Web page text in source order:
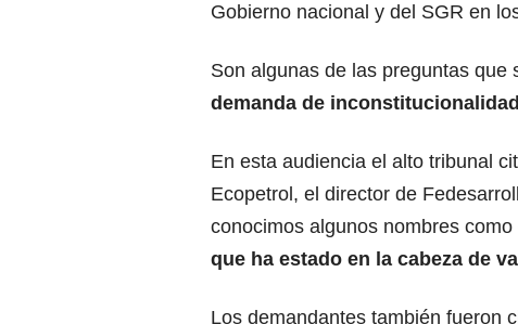
Gobierno nacional y del SGR en
Son algunas de las preguntas que
demanda de
En esta audiencia el alto tribunal
Ecopetrol, el director de
conocimos algunos nombres
que ha estado en la cabeza de
Los demandantes también fueron